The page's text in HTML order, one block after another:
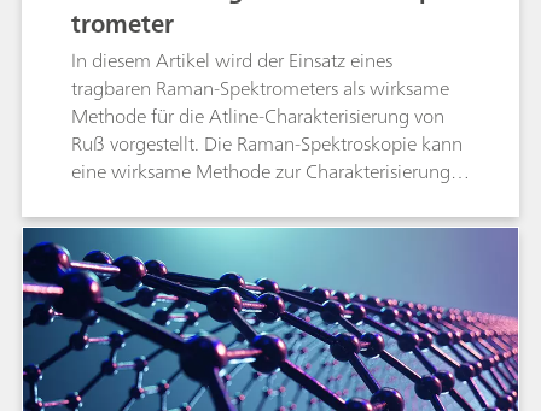
trometer
In diesem Artikel wird der Einsatz eines
tragbaren Raman-Spektrometers als wirksame
Methode für die Atline-Charakterisierung von
Ruß vorgestellt. Die Raman-Spektroskopie kann
eine wirksame Methode zur Charakterisierung